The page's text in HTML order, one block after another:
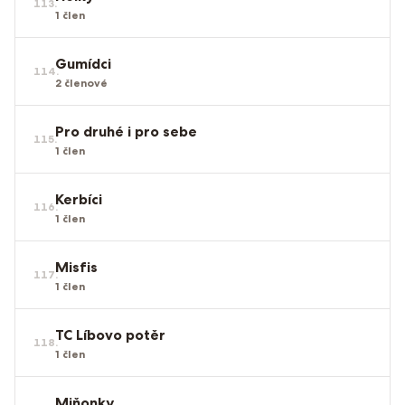
113.
1 člen
114.Gumídci
2 členové
115.Pro druhé i pro sebe
1 člen
116.Kerbíci
1 člen
117.Misfis
1 člen
118.TC Líbovo potěr
1 člen